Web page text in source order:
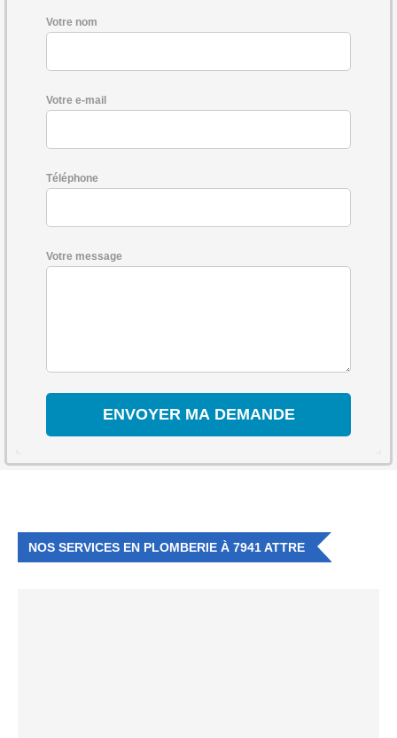
Votre nom
Votre e-mail
Téléphone
Votre message
NOS SERVICES EN PLOMBERIE À 7941 ATTRE